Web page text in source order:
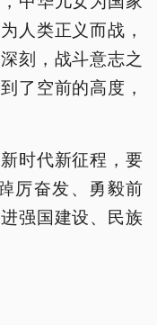
人类正义而战，
刻，战斗意志之
了空前的高度，
时代新征程，要
厉奋发、勇毅前
强国建设、民族